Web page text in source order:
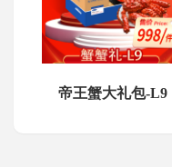
帝王蟹大礼包-L9